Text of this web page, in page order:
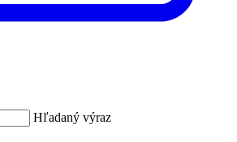
Hľadaný výraz